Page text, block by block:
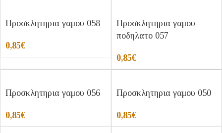
Προσκλητηρια γαμου 058
0,85€
Προσκλητηρια γαμου
ποδηλατο 057
0,85€
Προσκλητηρια γαμου 056
0,85€
Προσκλητηρια γαμου 050
0,85€